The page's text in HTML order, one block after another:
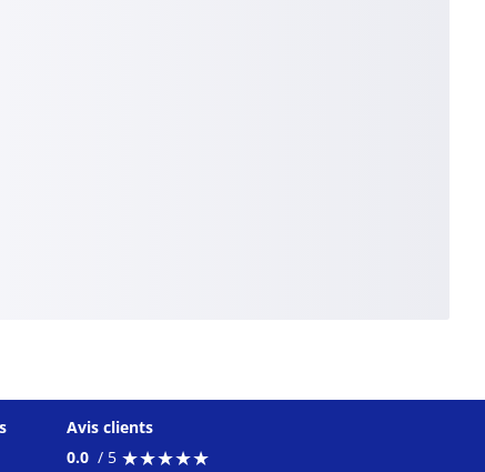
Avis clients
0.0 / 5 ★★★★★
★★★★★